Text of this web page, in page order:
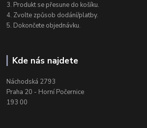
3. Produkt se přesune do košíku.
4. Zvolte způsob dodání/platby.
5. Dokončete objednávku.
Kde nás najdete
Náchodská 2793
Praha 20 - Horní Počernice
193 00